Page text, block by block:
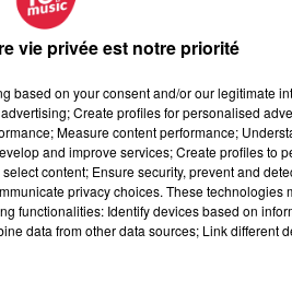
Sati !
de concert en
des voyages inoubliables ou des
de la région.
vie privée est notre priorité
based on your consent and/or our legitimate
Create profiles for personalised
Measure content performance;
and improve services; Create profiles to
content; Ensure security, prevent and
privacy choices. These technologies
functionalities: Identify devices based on
data from other data sources; Link different